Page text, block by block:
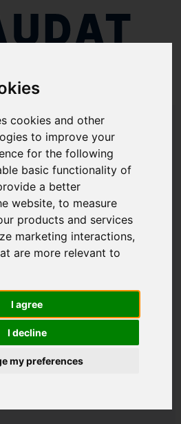
cookies and other
to improve your
for the following
basic functionality of
a better
website,to measure
products and services
marketing interactions,
are more relevant to
I agree
I decline
my preferences
/ ABB - VTR400/401
- ABB VTR400/401
lado compresor
lado turbina
38
5061
725